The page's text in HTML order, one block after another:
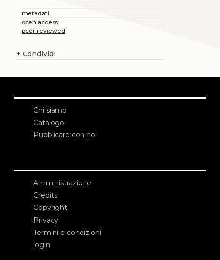
metadati
open access
peer reviewed
+ Condividi
Chi siamo
Catalogo
Pubblicare con noi
Amministrazione
Credits
Copyright
Privacy
Termini e condizioni
login